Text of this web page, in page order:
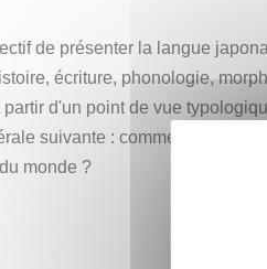
de présenter la langue
écriture, phonologie,
partir d'un point de vue
suivante : comment le
monde ?